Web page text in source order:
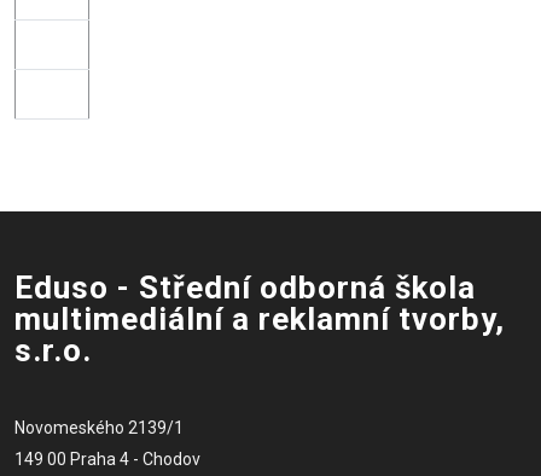
Eduso - Střední odborná škola
multimediální a reklamní tvorby,
s.r.o.
Novomeského 2139/1
149 00 Praha 4 - Chodov